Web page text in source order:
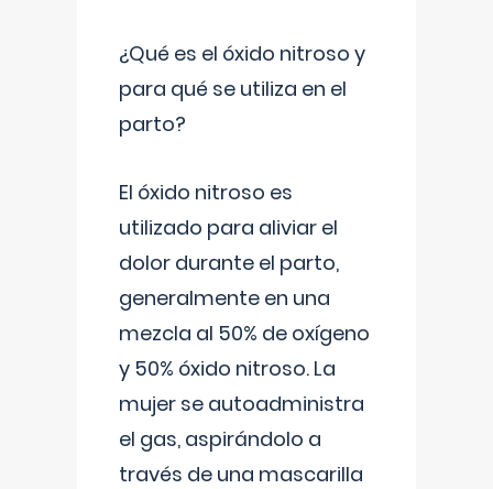
¿Qué es el óxido nitroso y
para qué se utiliza en el
parto?
El óxido nitroso es
utilizado para aliviar el
dolor durante el parto,
generalmente en una
mezcla al 50% de oxígeno
y 50% óxido nitroso. La
mujer se autoadministra
el gas, aspirándolo a
través de una mascarilla